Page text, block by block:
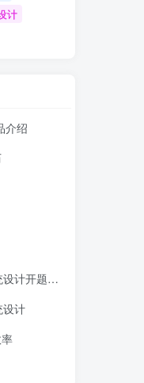
计
介绍
开题报告
设计